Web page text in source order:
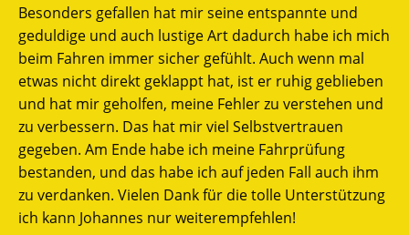
Besonders gefallen hat mir seine entspannte und
geduldige und auch lustige Art dadurch habe ich mich
beim Fahren immer sicher gefühlt. Auch wenn mal
etwas nicht direkt geklappt hat, ist er ruhig geblieben
und hat mir geholfen, meine Fehler zu verstehen und
zu verbessern. Das hat mir viel Selbstvertrauen
gegeben. Am Ende habe ich meine Fahrprüfung
bestanden, und das habe ich auf jeden Fall auch ihm
zu verdanken. Vielen Dank für die tolle Unterstützung
ich kann Johannes nur weiterempfehlen!